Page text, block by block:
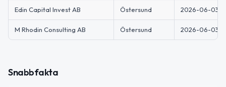
Edin Capital Invest AB Östersund 2026-06-03
M Rhodin Consulting AB Östersund 2026-06-03
Snabbfakta